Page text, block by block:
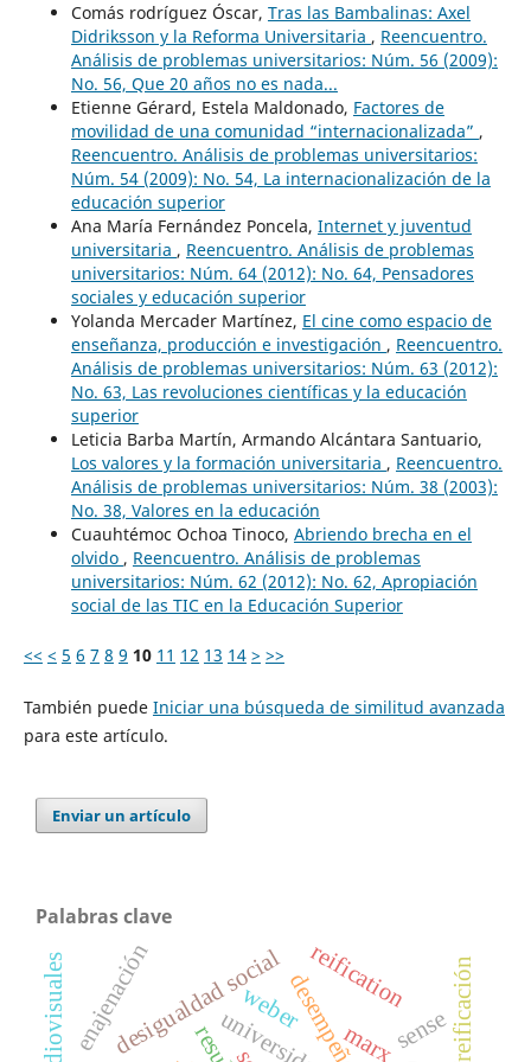
Comás rodríguez Óscar, Tras las Bambalinas: Axel
Didriksson y la Reforma Universitaria , Reencuentro.
Análisis de problemas universitarios: Núm. 56 (2009):
No. 56, Que 20 años no es nada...
Etienne Gérard, Estela Maldonado, Factores de
movilidad de una comunidad “internacionalizada” ,
Reencuentro. Análisis de problemas universitarios:
Núm. 54 (2009): No. 54, La internacionalización de la
educación superior
Ana María Fernández Poncela, Internet y juventud
universitaria , Reencuentro. Análisis de problemas
universitarios: Núm. 64 (2012): No. 64, Pensadores
sociales y educación superior
Yolanda Mercader Martínez, El cine como espacio de
enseñanza, producción e investigación , Reencuentro.
Análisis de problemas universitarios: Núm. 63 (2012):
No. 63, Las revoluciones científicas y la educación
superior
Leticia Barba Martín, Armando Alcántara Santuario,
Los valores y la formación universitaria , Reencuentro.
Análisis de problemas universitarios: Núm. 38 (2003):
No. 38, Valores en la educación
Cuauhtémoc Ochoa Tinoco, Abriendo brecha en el
olvido , Reencuentro. Análisis de problemas
universitarios: Núm. 62 (2012): No. 62, Apropiación
social de las TIC en la Educación Superior
<< < 5 6 7 8 9 10 11 12 13 14 > >>
También puede Iniciar una búsqueda de similitud avanzada
para este artículo.
Enviar un artículo
Palabras clave
desigualdad social
weberreification
enajenación marxsense